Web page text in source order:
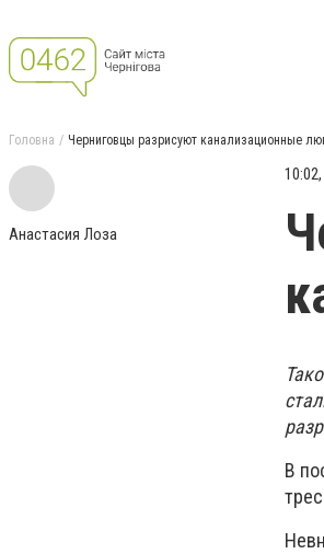
Головна Черниговцы разрисуют канализационные
Анастасия Лоза
В